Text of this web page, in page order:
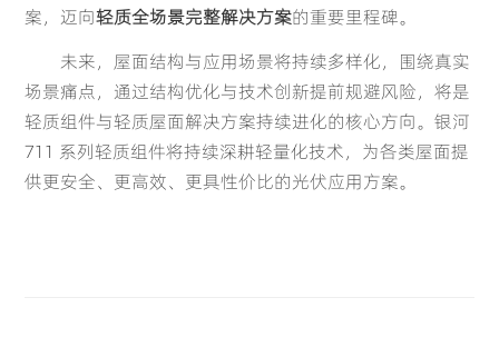
案，迈向轻质全场景完整解决方案的重要里程碑。
未来，屋面结构与应用场景将持续多样化，围绕真实
场景痛点，通过结构优化与技术创新提前规避风险，将是
轻质组件与轻质屋面解决方案持续进化的核心方向。银河
711 系列轻质组件将持续深耕轻量化技术，为各类屋面提
供更安全、更高效、更具性价比的光伏应用方案。